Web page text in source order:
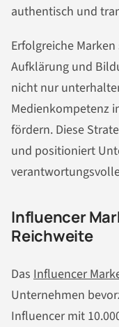
authentisch und
Erfolgreiche
Aufklärung und
nicht nur
Medienkompetenz
fördern. Diese
und positioniert
Influencer
Reichweite
Das Influencer
Unternehmen
Influencer mit